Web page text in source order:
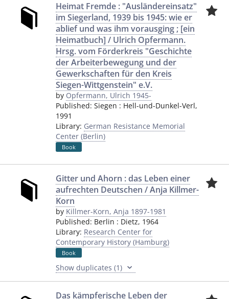
Heimat Fremde : "Ausländereinsatz"
im Siegerland, 1939 bis 1945: wie er
ablief und was ihm vorausging ; [ein
Heimatbuch] / Ulrich Opfermann.
Hrsg. vom Förderkreis "Geschichte
der Arbeiterbewegung und der
Gewerkschaften für den Kreis
Siegen-Wittgenstein" e.V.
by Opfermann, Ulrich 1945-
Published: Siegen : Hell-und-Dunkel-Verl,
1991
Library: German Resistance Memorial
Center (Berlin)
Book
Gitter und Ahorn : das Leben einer
aufrechten Deutschen / Anja Killmer-
Korn
by Killmer-Korn, Anja 1897-1981
Published: Berlin : Dietz, 1964
Library: Research Center for
Contemporary History (Hamburg)
Book
Show duplicates (1)
Das kämpferische Leben der